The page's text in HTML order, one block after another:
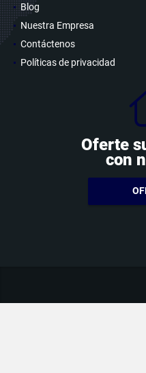
Blog
Nuestra Empresa
Contáctenos
Políticas de privacidad
Oferte
con